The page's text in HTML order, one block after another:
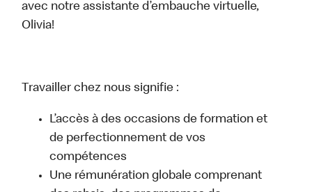
avec notre assistante d’embauche virtuelle,
Olivia!
Travailler chez nous signifie :
L’accès à des occasions de formation et
de perfectionnement de vos
compétences
Une rémunération globale comprenant